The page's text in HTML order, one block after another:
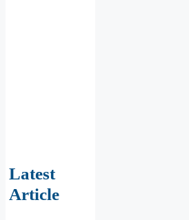
Latest
Article